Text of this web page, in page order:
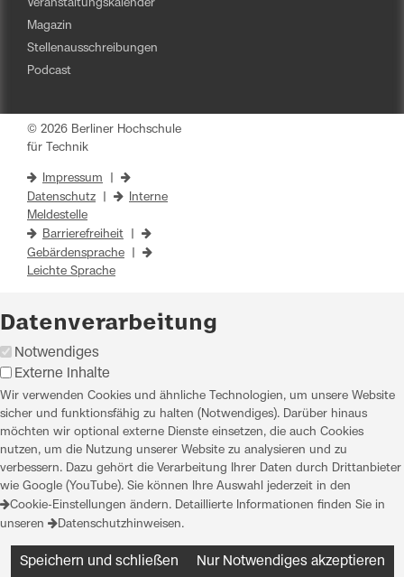
Veranstaltungskalender
Magazin
Stellenausschreibungen
Podcast
© 2026 Berliner Hochschule
für Technik
Impressum
Datenschutz
Interne
Meldestelle
Barrierefreiheit
Gebärdensprache
Leichte Sprache
Datenverarbeitung
Notwendiges
Externe Inhalte
Wir verwenden Cookies und ähnliche Technologien, um unsere Website
sicher und funktionsfähig zu halten (Notwendiges). Darüber hinaus
möchten wir optional externe Dienste einsetzen, die auch Cookies
nutzen, um die Nutzung unserer Website zu analysieren und zu
verbessern. Dazu gehört die Verarbeitung Ihrer Daten durch Drittanbieter
wie Google (YouTube). Sie können Ihre Auswahl jederzeit in den
Cookie-Einstellungen ändern. Detaillierte Informationen finden Sie in
unseren
Datenschutzhinweisen.
Speichern und schließen Nur Notwendiges akzeptieren